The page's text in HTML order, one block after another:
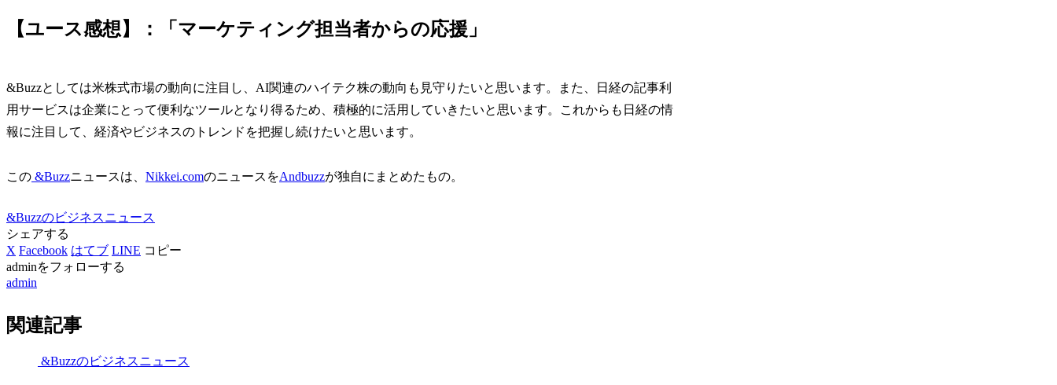
【ユース感想】：「マーケティング担当者からの応援」
&Buzzとしては米株式市場の動向に注目し、AI関連のハイテク株の動向も見守りたいと思います。また、日経の記事利
用サービスは企業にとって便利なツールとなり得るため、積極的に活用していきたいと思います。これからも日経の情
報に注目して、経済やビジネスのトレンドを把握し続けたいと思います。
この &Buzzニュースは、 Nikkei.comのニュースをAndbuzzが独自にまとめたもの。
&Buzzのビジネスニュース
シェアする
X Facebook はてブ LINE コピー
adminをフォローする
admin
関連記事
&Buzzのビジネスニュース